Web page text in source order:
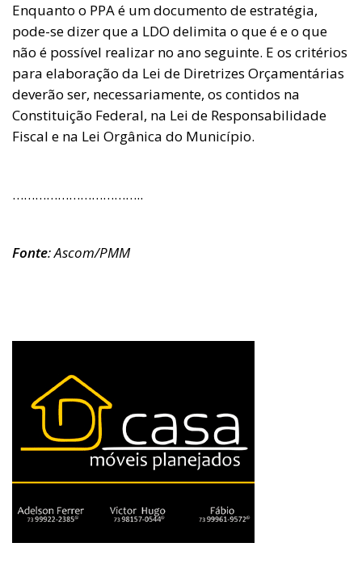
Enquanto o PPA é um documento de estratégia,
pode-se dizer que a LDO delimita o que é e o que
não é possível realizar no ano seguinte. E os critérios
para elaboração da Lei de Diretrizes Orçamentárias
deverão ser, necessariamente, os contidos na
Constituição Federal, na Lei de Responsabilidade
Fiscal e na Lei Orgânica do Município.
……………………………..
Fonte: Ascom/PMM